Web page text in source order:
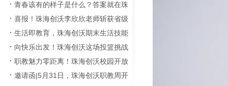
青春该有的样子是什么？答案就在珠
海创沃社团
喜报！珠海创沃李欣欣老师斩获省级
二等奖，以匠心守望课堂
生活即教育，珠海创沃期末生活技能
大比拼火热上演
向快乐出发！珠海创沃这场投篮挑战
赛让期末校园“热”度飙升
职教魅力零距离！珠海创沃校园开放
日暨职教技能节晚会太好玩了
邀请函|5月31日，珠海创沃职教周开